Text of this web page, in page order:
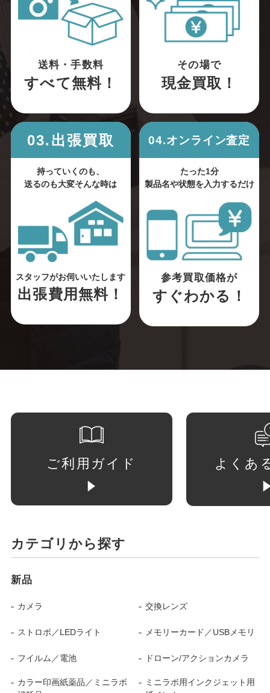
送料・手数料
すべて無料！
その場で
現金買取！
03.出張買取
持っていくのも、
送るのも大変そんな時は
スタッフがお伺いいたします
出張費用無料！
04.オンライン査定
たった1分
製品名や状態を入力するだけ
参考買取価格が
すぐわかる！
ご利用ガイド よくあ
カテゴリから探す
新品
カメラ 交換レンズ
ストロボ／LEDライト メモリーカード／USBメモリ
フイルム／電池 ドローン/アクションカメラ
カラー印画紙薬品／ミニラボ
ミニラボ用インクジェット用